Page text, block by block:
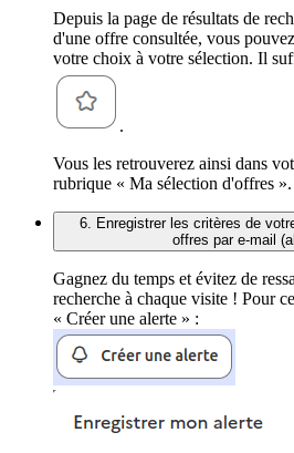
Depuis la page de résultats de
d'une offre consultée, vous
votre choix à votre sélection. Il
.
Vous les retrouverez ainsi dans
rubrique « Ma sélection d'offres ».
6. Enregistrer les critères de
offres par e-mail
Gagnez du temps et évitez de
recherche à chaque visite ! Pour
« Créer une alerte » :